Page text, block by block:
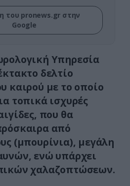
του pronews.gr στην
Google
Υπηρεσία
δελτίο
καιρού με το οποίο
τοπικά ισχυρές
που θα
από
(μπουρίνια), μεγάλη
ενώ υπάρχει
χαλαζοπτώσεων.